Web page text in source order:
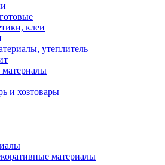
клеи
утеплитель
и хозтовары
материалы